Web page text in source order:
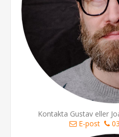
Kontakta Gustav eller
E-post